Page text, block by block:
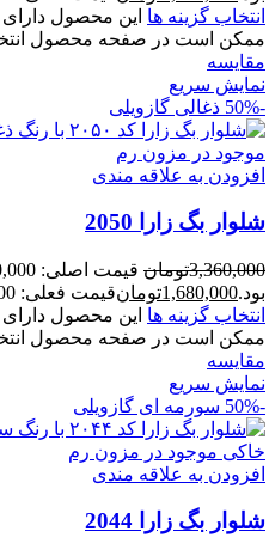
انتخاب گزینه ها این محصول دارای
ممکن است در صفحه محصول
مقايسه
نمایش سریع
-50%
ذغالی گازویلی
افزودن به علاقه مندی
شلوار بگ زارا 2050
3,360,000تومان
بود.1,680,000تومانقیمت فعلی: 1,680,000تومان.
انتخاب گزینه ها این محصول دارای
ممکن است در صفحه محصول
مقايسه
نمایش سریع
-50%
سورمه ای گازویلی
افزودن به علاقه مندی
شلوار بگ زارا 2044